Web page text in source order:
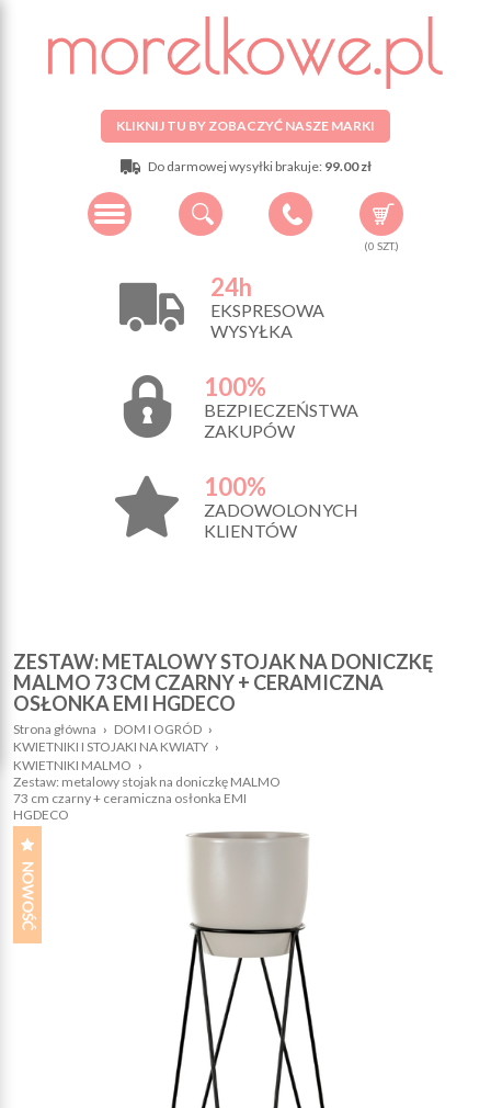
KLIKNIJ TU BY ZOBACZYĆ NASZE MARKI
Do darmowej wysyłki brakuje: 99.00 zł
(0 SZT.)
24h
EKSPRESOWA
WYSYŁKA
100%
BEZPIECZEŃSTWA
ZAKUPÓW
100%
ZADOWOLONYCH
KLIENTÓW
ZESTAW: METALOWY STOJAK NA DONICZKĘ
MALMO 73 CM CZARNY + CERAMICZNA
OSŁONKA EMI HGDECO
Strona główna › DOM I OGRÓD ›
KWIETNIKI I STOJAKI NA KWIATY ›
KWIETNIKI MALMO ›
Zestaw: metalowy stojak na doniczkę MALMO
73 cm czarny + ceramiczna osłonka EMI
HGDECO